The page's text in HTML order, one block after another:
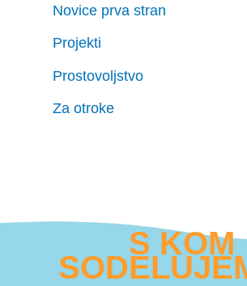
Novice prva stran
Projekti
Prostovoljstvo
Za otroke
S KOM